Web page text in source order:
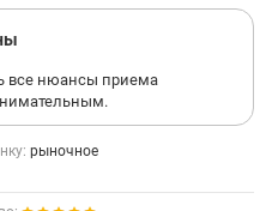
все нюансы приема
рыночное